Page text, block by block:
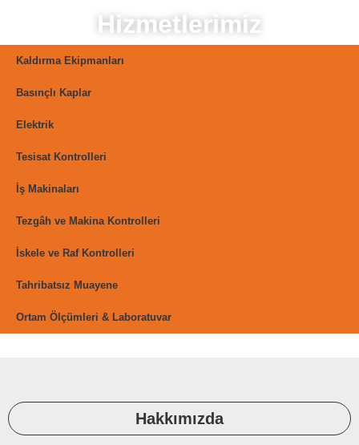
Hizmetlerimiz
Kaldırma Ekipmanları
Basınçlı Kaplar
Elektrik
Tesisat Kontrolleri
İş Makinaları
Tezgâh ve Makina Kontrolleri
İskele ve Raf Kontrolleri
Tahribatsız Muayene
Ortam Ölçümleri & Laboratuvar
Hakkımızda